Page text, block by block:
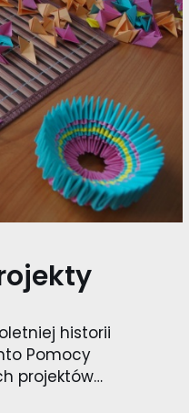
historii
Pomocy
projektów…